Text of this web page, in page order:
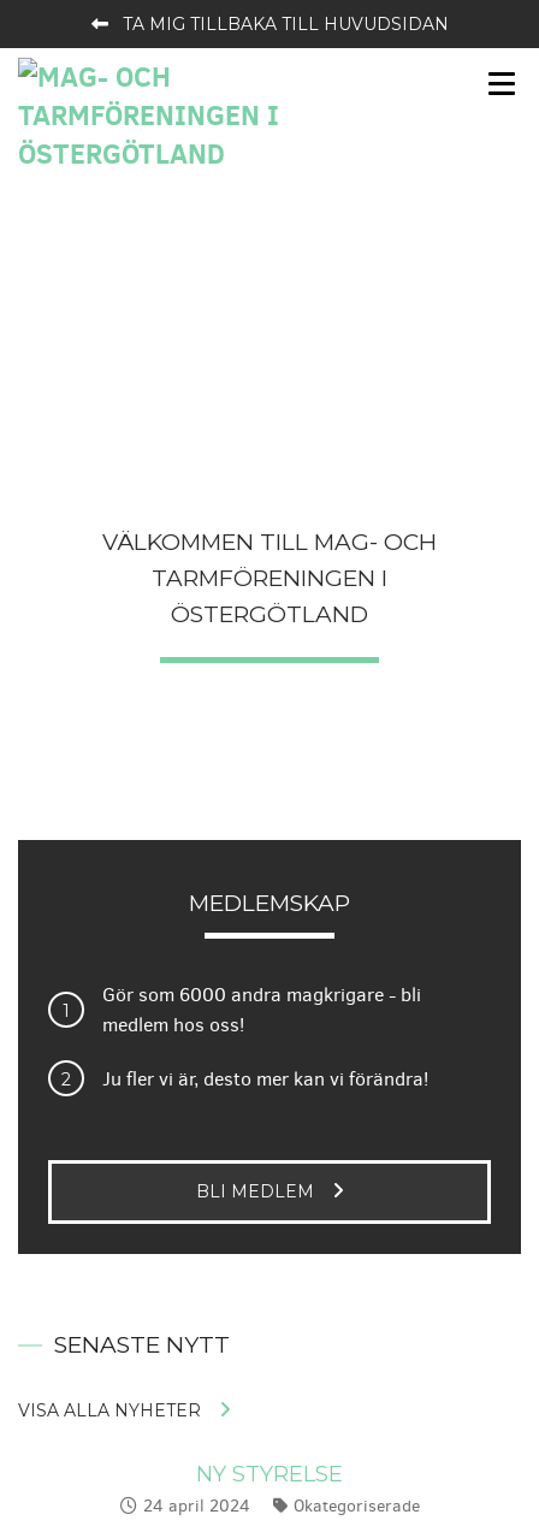
TA MIG TILLBAKA TILL HUVUDSIDAN
VÄLKOMMEN TILL MAG- OCH
TARMFÖRENINGEN I
ÖSTERGÖTLAND
KUNSKAP
GEMENSKAP
PÅVERKAN
MEDLEMSKAP
Gör som 6000 andra magkrigare - bli
medlem hos oss!
Ju fler vi är, desto mer kan vi förändra!
BLI MEDLEM
SENASTE NYTT
VISA ALLA NYHETER
NY STYRELSE
Publicerat:
24 april 2024 Kategorier:
Okategoriserade